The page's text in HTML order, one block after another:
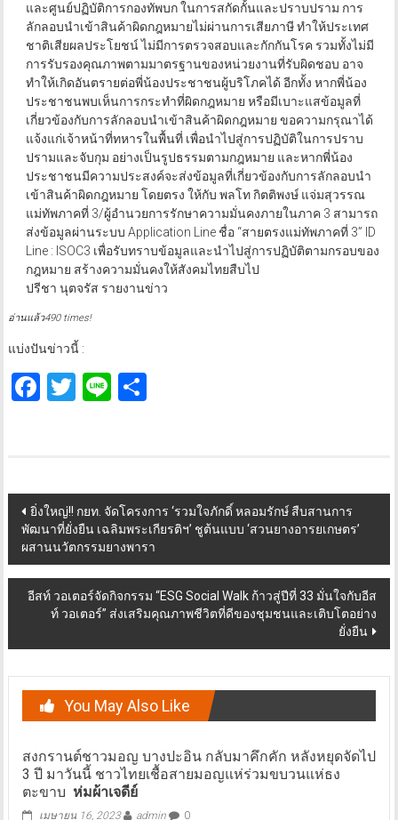
และศูนย์ปฏิบัติการกองทัพบก ในการสกัดกั้นและปราบปราม การ
ลักลอบนำเข้าสินค้าผิดกฎหมายไม่ผ่านการเสียภาษี ทำให้ประเทศ
ชาติเสียผลประโยชน์ ไม่มีการตรวจสอบและกักกันโรค รวมทั้งไม่มี
การรับรองคุณภาพตามมาตรฐานของหน่วยงานที่รับผิดชอบ อาจ
ทำให้เกิดอันตรายต่อพี่น้องประชาชนผู้บริโภคได้ อีกทั้ง หากพี่น้อง
ประชาชนพบเห็นการกระทำที่ผิดกฎหมาย หรือมีเบาะแสข้อมูลที่
เกี่ยวข้องกับการลักลอบนำเข้าสินค้าผิดกฎหมาย ขอความกรุณาได้
แจ้งแก่เจ้าหน้าที่ทหารในพื้นที่ เพื่อนำไปสู่การปฏิบัติในการปราบ
ปรามและจับกุม อย่างเป็นรูปธรรมตามกฎหมาย และหากพี่น้อง
ประชาชนมีความประสงค์จะส่งข้อมูลที่เกี่ยวข้องกับการลักลอบนำ
เข้าสินค้าผิดกฎหมาย โดยตรง ให้กับ พลโท กิตติพงษ์ แจ่มสุวรรณ
แม่ทัพภาคที่ 3/ผู้อำนวยการรักษาความมั่นคงภายในภาค 3 สามารถ
ส่งข้อมูลผ่านระบบ Application Line ชื่อ “สายตรงแม่ทัพภาคที่ 3” ID
Line : ISOC3 เพื่อรับทราบข้อมูลและนำไปสู่การปฏิบัติตามกรอบของ
กฎหมาย สร้างความมั่นคงให้สังคมไทยสืบไป
ปรีชา นุตจรัส รายงานข่าว
อ่านแล้ว490 times!
แบ่งปันข่าวนี้ :
Facebook
Twitter
LineShare
Post
navigation
ยิ่งใหญ่!! กยท. จัดโครงการ ‘รวมใจภักดิ์ หลอมรักษ์ สืบสานการ
พัฒนาที่ยั่งยืน เฉลิมพระเกียรติฯ’ ชูต้นแบบ ‘สวนยางอารยเกษตร’
ผสานนวัตกรรมยางพารา
อีสท์ วอเตอร์จัดกิจกรรม “ESG Social Walk ก้าวสู่ปีที่ 33 มั่นใจกับอีส
ท์ วอเตอร์” ส่งเสริมคุณภาพชีวิตที่ดีของชุมชนและเติบโตอย่าง
ยั่งยืน
You May Also Like
สงกรานต์ชาวมอญ บางปะอิน กลับมาคึกคัก หลังหยุดจัดไป
3 ปี มาวันนี้ ชาวไทยเชื้อสายมอญแห่ร่วมขบวนแห่ธง
ตะขาบ ห่มผ้าเจดีย์
เมษายน 16, 2023 admin 0